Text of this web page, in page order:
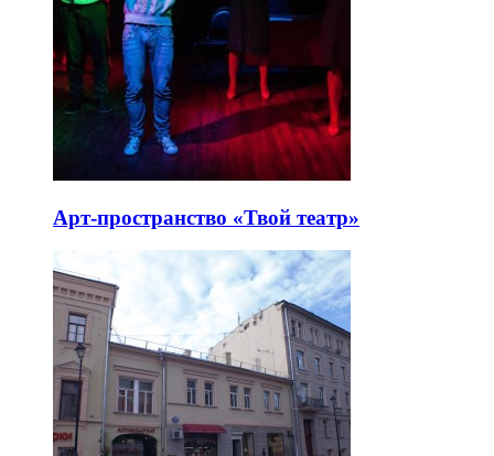
Арт-пространство «Твой театр»